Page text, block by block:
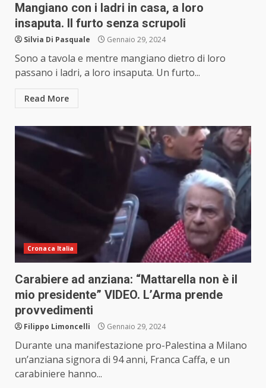
Mangiano con i ladri in casa, a loro
insaputa. Il furto senza scrupoli
Silvia Di Pasquale Gennaio 29, 2024
Sono a tavola e mentre mangiano dietro di loro
passano i ladri, a loro insaputa. Un furto...
Read More
Cronaca Italia
Carabiere ad anziana: “Mattarella non è il
mio presidente” VIDEO. L’Arma prende
provvedimenti
Filippo Limoncelli Gennaio 29, 2024
Durante una manifestazione pro-Palestina a Milano
un’anziana signora di 94 anni, Franca Caffa, e un
carabiniere hanno...